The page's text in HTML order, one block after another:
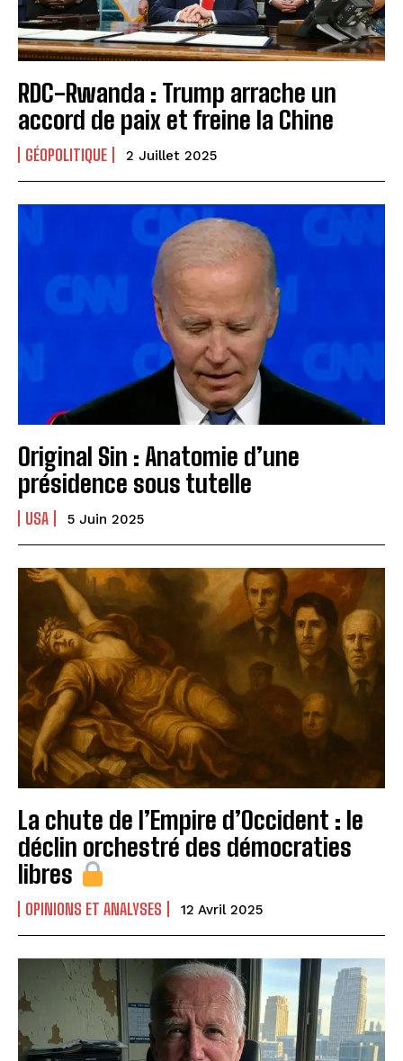
RDC-Rwanda : Trump arrache un
accord de paix et freine la Chine
GÉOPOLITIQUE 2 Juillet 2025
Original Sin : Anatomie d’une
présidence sous tutelle
USA 5 Juin 2025
La chute de l’Empire d’Occident : le
déclin orchestré des démocraties
libres
OPINIONS ET ANALYSES 12 Avril 2025